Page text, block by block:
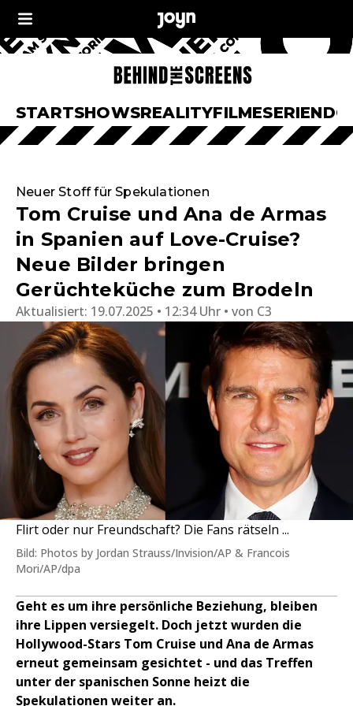
STARTSHOWSREALITYFILMESERIEN
Neuer Stoff für Spekulationen
Tom Cruise und Ana de Armas
in Spanien auf Love-Cruise?
Neue Bilder bringen
Gerüchteküche zum Brodeln
Aktualisiert: 19.07.2025 • 12:34 Uhr von C3
Flirt oder nur Freundschaft? Die Fans rätseln ...
Bild: Photos by Jordan Strauss/Invision/AP & Francois
Mori/AP/dpa
Geht es um ihre persönliche Beziehung, bleiben
ihre Lippen versiegelt. Doch jetzt wurden die
Hollywood-Stars Tom Cruise und Ana de Armas
erneut gemeinsam gesichtet - und das Treffen
unter der spanischen Sonne heizt die
Spekulationen weiter an.